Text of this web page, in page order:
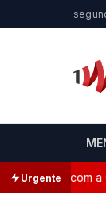
Urgente
com a